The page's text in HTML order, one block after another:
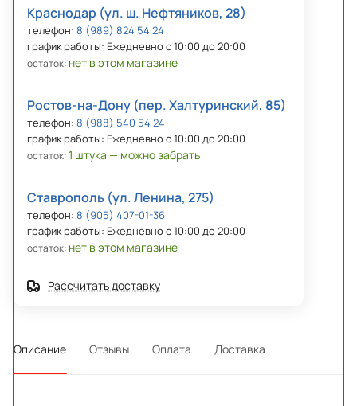
Краснодар (ул. ш. Нефтяников, 28)
телефон: 8 (989) 824 54 24
график работы: Ежедневно с 10:00 до 20:00
остаток: нет в этом магазине
Ростов-на-Дону (пер. Халтуринский, 85)
телефон: 8 (988) 540 54 24
график работы: Ежедневно с 10:00 до 20:00
остаток:1 штука — можно забрать
Ставрополь (ул. Ленина, 275)
телефон: 8 (905) 407-01-36
график работы: Ежедневно с 10:00 до 20:00
остаток: нет в этом магазине
Рассчитать доставку
Описание Отзывы Оплата Доставка